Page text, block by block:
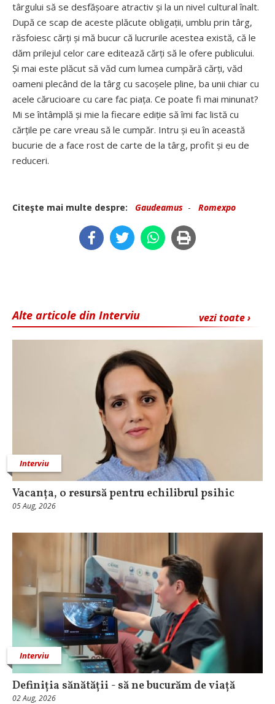
târgului să se desfășoare atractiv și la un nivel cultural înalt.
După ce scap de aceste plăcute obligații, umblu prin târg,
răsfoiesc cărți și mă bucur că lucrurile acestea există, că le
dăm prilejul celor care editează cărți să le ofere publicului.
Și mai este plăcut să văd cum lumea cumpără cărți, văd
oameni plecând de la târg cu sacoșele pline, ba unii chiar cu
acele cărucioare cu care fac piața. Ce poate fi mai minunat?
Mi se întâmplă și mie la fiecare ediție să îmi fac listă cu
cărțile pe care vreau să le cumpăr. Intru și eu în această
bucurie de a face rost de carte de la târg, profit și eu de
reduceri.
Citeşte mai multe despre: Gaudeamus - Romexpo
vezi toate ›
Alte articole din Interviu
Interviu
Vacanța, o resursă pentru echilibrul psihic
05 Aug, 2026
Interviu
Definiția sănătății - să ne bucurăm de viață
02 Aug, 2026